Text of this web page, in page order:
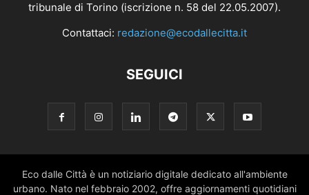
tribunale di Torino (iscrizione n. 58 del 22.05.2007).
Contattaci: redazione@ecodallecitta.it
SEGUICI
Eco dalle Città è un notiziario digitale dedicato all'ambiente
urbano. Nato nel febbraio 2002, offre aggiornamenti quotidiani